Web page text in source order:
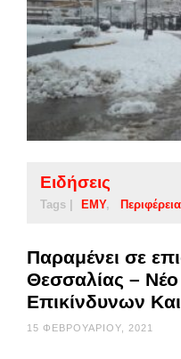
Ειδήσεις
Tags | ΕΜΥ Περιφέρεια
Παραμένει σε
Θεσσαλίας – Νέο
Επικίνδυνων
15 ΦΕΒΡΟΥΑΡΊΟΥ, 2021